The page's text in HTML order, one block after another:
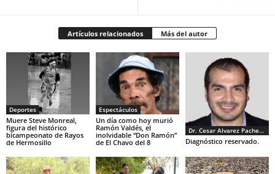
Artículos relacionados Más del autor
Deportes
Muere Steve Monreal,
figura del histórico
bicampeonato de Rayos
de Hermosillo
Espectáculos
Un día como hoy murió
Ramón Valdés, el
inolvidable “Don Ramón”
de El Chavo del 8
Dr. Cesar Alvarez Pacheco
Diagnóstico reservado.